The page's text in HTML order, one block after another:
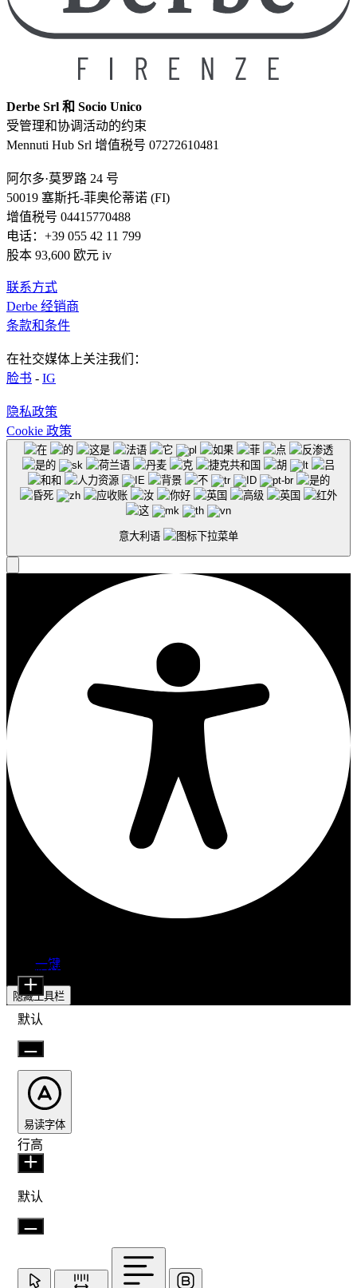
Derbe Srl 和 Socio Unico
受管理和协调活动的约束
Mennuti Hub Srl 增值税号 07272610481
阿尔多·莫罗路 24 号
50019 塞斯托-菲奥伦蒂诺 (FI)
增值税号 04415770488
电话：+39 055 42 11 799
股本 93,600 欧元 iv
联系方式
Derbe 经销商
条款和条件
在社交媒体上关注我们：
脸书 - IG
隐私政策
Cookie 政策
意大利语
一键
隐藏工具栏
图标大小
默认
易读字体
行高
默认